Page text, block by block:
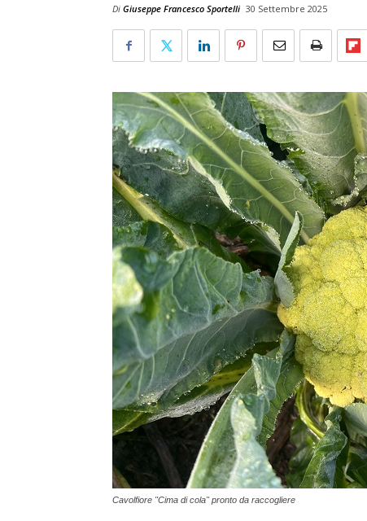
Di Giuseppe Francesco Sportelli 30 Settembre 2025
Cavolfiore "Cima di cola" pronto da raccogliere